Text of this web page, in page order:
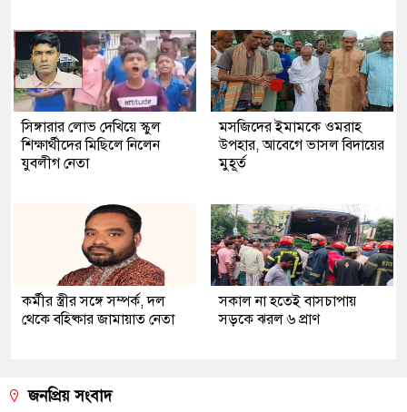
সিঙ্গারার লোভ দেখিয়ে স্কুল
শিক্ষার্থীদের মিছিলে নিলেন
যুবলীগ নেতা
মসজিদের ইমামকে ওমরাহ
উপহার, আবেগে ভাসল বিদায়ের
মুহূর্ত
কর্মীর স্ত্রীর সঙ্গে সম্পর্ক, দল
থেকে বহিষ্কার জামায়াত নেতা
সকাল না হতেই বাসচাপায়
সড়কে ঝরল ৬ প্রাণ
জনপ্রিয় সংবাদ